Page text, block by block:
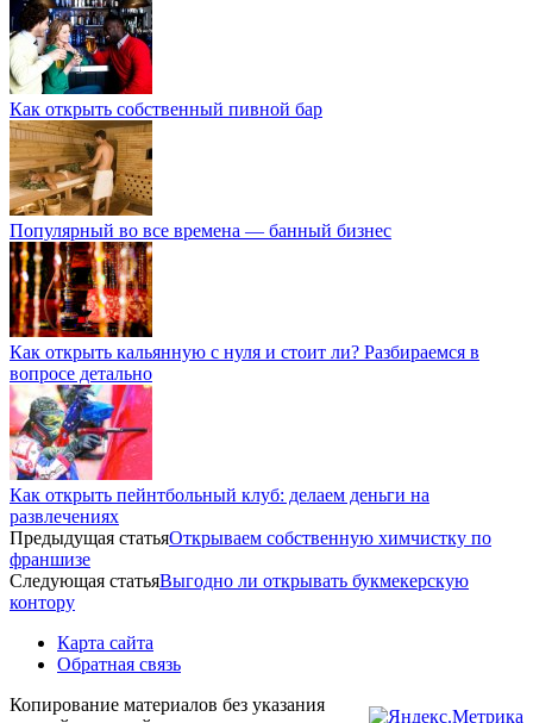
Как открыть собственный пивной бар
Популярный во все времена — банный бизнес
Как открыть кальянную с нуля и стоит ли? Разбираемся в
вопросе детально
Как открыть пейнтбольный клуб: делаем деньги на
развлечениях
Предыдущая статьяОткрываем собственную химчистку по
франшизе
Следующая статьяВыгодно ли открывать букмекерскую
контору
Карта сайта
Обратная связь
Копирование материалов без указания